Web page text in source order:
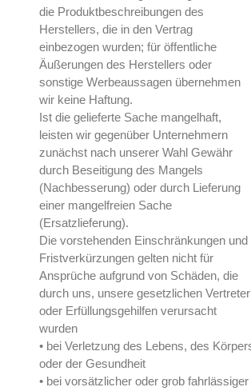
die Produktbeschreibungen des
Herstellers, die in den Vertrag
einbezogen wurden; für öffentliche
Äußerungen des Herstellers oder
sonstige Werbeaussagen übernehmen
wir keine Haftung.
Ist die gelieferte Sache mangelhaft,
leisten wir gegenüber Unternehmern
zunächst nach unserer Wahl Gewähr
durch Beseitigung des Mangels
(Nachbesserung) oder durch Lieferung
einer mangelfreien Sache
(Ersatzlieferung).
Die vorstehenden Einschränkungen und
Fristverkürzungen gelten nicht für
Ansprüche aufgrund von Schäden, die
durch uns, unsere gesetzlichen Vertreter
oder Erfüllungsgehilfen verursacht
wurden
• bei Verletzung des Lebens, des
oder der Gesundheit
• bei vorsätzlicher oder grob fahrlässiger